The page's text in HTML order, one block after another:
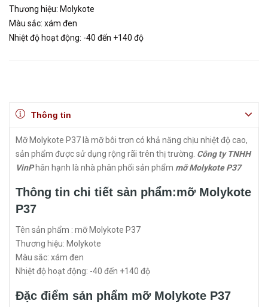
Thương hiệu: Molykote
Màu sắc: xám đen
Nhiệt độ hoạt động: -40 đến +140 độ
Thông tin
Mỡ Molykote P37 là mỡ bôi trơn có khả năng chịu nhiệt độ cao,
sản phẩm được sử dụng rộng rãi trên thị trường. Công ty TNHH
VinPhân hạnh là nhà phân phối sản phẩm mỡ Molykote P37
Thông tin chi tiết sản phẩm:mỡ Molykote
P37
Tên sản phẩm : mỡ Molykote P37
Thương hiệu: Molykote
Màu sắc: xám đen
Nhiệt độ hoạt động: -40 đến +140 độ
Đặc điểm sản phẩm mỡ Molykote P37